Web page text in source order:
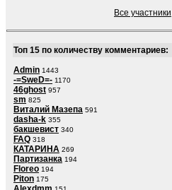
Все участники
Топ 15 по количеству комментариев:
Admin 1443
-=SweD=- 1170
46ghost 957
sm 825
Виталий Мазепа 591
dasha-k 355
бакшевист 340
FAQ 318
КАТАРИНА 269
Партизанка 194
Floreo 194
Piton 175